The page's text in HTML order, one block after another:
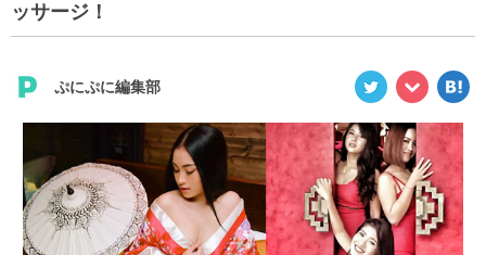
ッサージ！
ぷにぷに編集部